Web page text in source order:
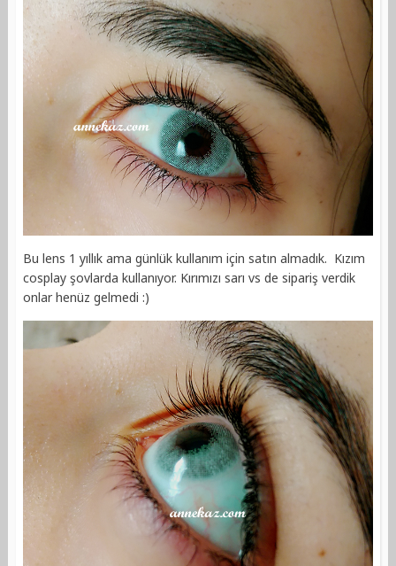
Bu lens 1 yıllık ama günlük kullanım için satın almadık. Kızım
cosplay şovlarda kullanıyor. Kırımızı sarı vs de sipariş verdik
onlar henüz gelmedi :)